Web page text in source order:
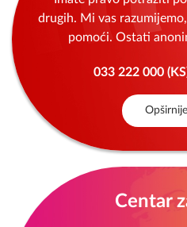
drugih. Mi vas
pomoći. Ostati
033 222 000
Opširnije
Centar